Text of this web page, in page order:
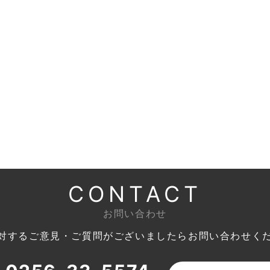
CONTACT
お問い合わせ
するご意見・ご質問がございましたら お問い合わせく